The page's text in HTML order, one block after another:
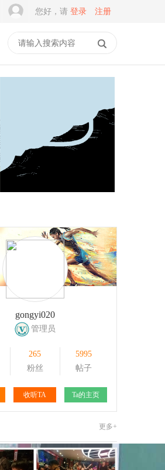
您好，请 登录 注册
gongyi020
管理员
265
粉丝
5995
帖子
收听TA Ta的主页
更多+